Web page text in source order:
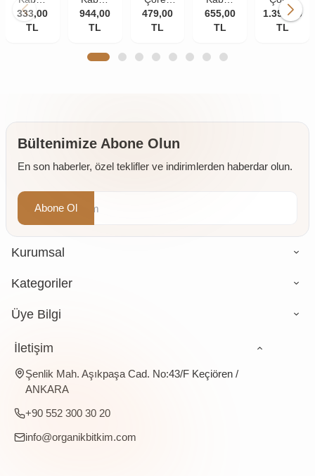
Çekirdeği
Yağı
333,00
TL
Çekirdeği
Yağı
Pres
944,00
TL
Otu
Yağı
Pres
479,00
TL
Çekirdeği
Yağı
Pres
655,00
TL
Otu
Yağı
1.399,00
TL
Bültenimize Abone Olun
En son haberler, özel teklifler ve indirimlerden haberdar olun.
Abone Ol
Kurumsal
Kategoriler
Üye Bilgi
İletişim
Şenlik Mah. Aşıkpaşa Cad. No:43/F Keçiören /
ANKARA
+90 552 300 30 20
info@organikbitkim.com